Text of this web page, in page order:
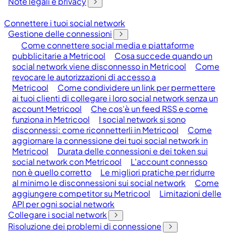
Connettere i tuoi social network
Gestione delle connessioni
Come connettere social media e piattaforme
pubblicitarie a Metricool
Cosa succede quando un
social network viene disconnesso in Metricool
Come
revocare le autorizzazioni di accesso a
Metricool
Come condividere un link per permettere
ai tuoi clienti di collegare i loro social network senza un
account Metricool
Che cos'è un feed RSS e come
funziona in Metricool
I social network si sono
disconnessi: come riconnetterli in Metricool
Come
aggiornare la connessione dei tuoi social network in
Metricool
Durata delle connessioni e dei token sui
social network con Metricool
L'account connesso
non è quello corretto
Le migliori pratiche per ridurre
al minimo le disconnessioni sui social network
Come
aggiungere competitor su Metricool
Limitazioni delle
API per ogni social network
Collegare i social network
Risoluzione dei problemi di connessione